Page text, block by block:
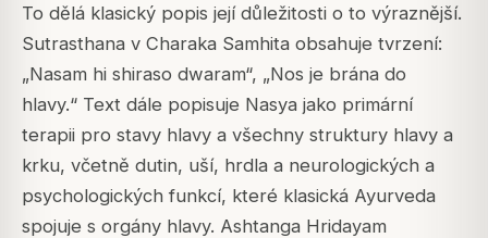
To dělá klasický popis její důležitosti o to výraznější.
Sutrasthana v Charaka Samhita obsahuje tvrzení:
„Nasam hi shiraso dwaram“, „Nos je brána do
hlavy.“ Text dále popisuje Nasya jako primární
terapii pro stavy hlavy a všechny struktury hlavy a
krku, včetně dutin, uší, hrdla a neurologických a
psychologických funkcí, které klasická Ayurveda
spojuje s orgány hlavy. Ashtanga Hridayam